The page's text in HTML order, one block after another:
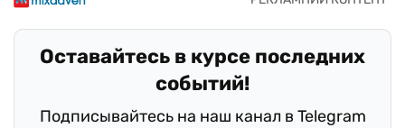
Оставайтесь в курсе последних
событий!
Подписывайтесь на наш канал в Telegram